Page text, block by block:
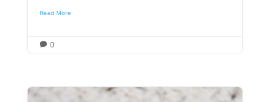
Read More
 0